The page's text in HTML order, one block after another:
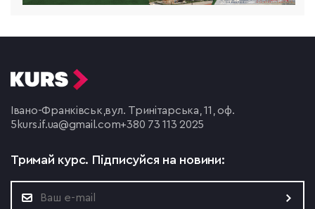
Івано-Франківськ,вул. Тринітарська, 11, оф.
5 kurs.if.ua@gmail.com+380 73 113 2025
Тримай курс. Підписуйся на новини: